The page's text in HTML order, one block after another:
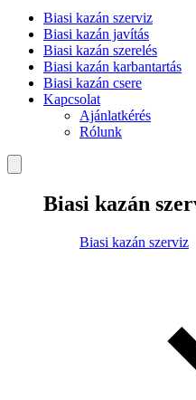
Biasi kazán szerviz
Biasi kazán javítás
Biasi kazán szerelés
Biasi kazán karbantartás
Biasi kazán csere
Kapcsolat
Ajánlatkérés
Rólunk
Biasi kazán
Biasi kazán szerviz